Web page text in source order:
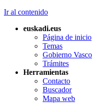
Ir al contenido
euskadi.eus
Página de inicio
Temas
Gobierno Vasco
Trámites
Herramientas
Contacto
Buscador
Mapa web